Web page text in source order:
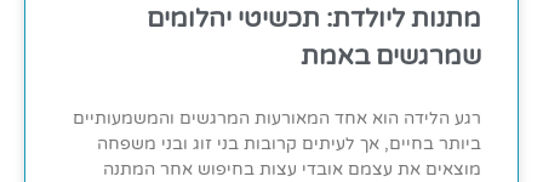
מתנות ליולדת: תכשיטי יהלומים
שמרגשים באמת
רגע הלידה הוא אחד המאורעות המרגשים והמשמעותיים
ביותר בחיים, אך לעיתים קרובות בני זוג ובני משפחה
מוצאים את עצמם אובדי עצות בחיפוש אחר המתנה